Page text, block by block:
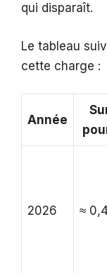
qui disparaît.
Le tableau
cette charge :
Année
2026 ≈